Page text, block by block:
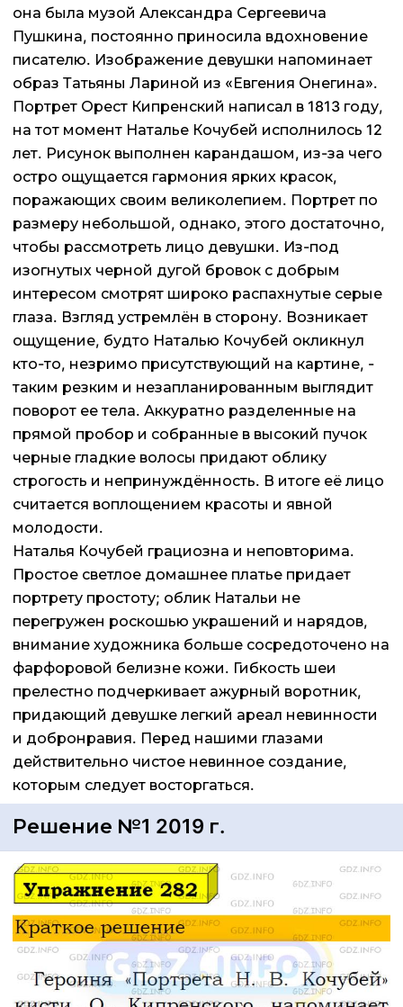
она была музой Александра Сергеевича
Пушкина, постоянно приносила вдохновение
писателю. Изображение девушки напоминает
образ Татьяны Лариной из «Евгения Онегина».
Портрет Орест Кипренский написал в 1813 году,
на тот момент Наталье Кочубей исполнилось 12
лет. Рисунок выполнен карандашом, из-за чего
остро ощущается гармония ярких красок,
поражающих своим великолепием. Портрет по
размеру небольшой, однако, этого достаточно,
чтобы рассмотреть лицо девушки. Из-под
изогнутых черной дугой бровок с добрым
интересом смотрят широко распахнутые серые
глаза. Взгляд устремлён в сторону. Возникает
ощущение, будто Наталью Кочубей окликнул
кто-то, незримо присутствующий на картине, -
таким резким и незапланированным выглядит
поворот ее тела. Аккуратно разделенные на
прямой пробор и собранные в высокий пучок
черные гладкие волосы придают облику
строгость и непринуждённость. В итоге её лицо
считается воплощением красоты и явной
молодости.
Наталья Кочубей грациозна и неповторима.
Простое светлое домашнее платье придает
портрету простоту; облик Натальи не
перегружен роскошью украшений и нарядов,
внимание художника больше сосредоточено на
фарфоровой белизне кожи. Гибкость шеи
прелестно подчеркивает ажурный воротник,
придающий девушке легкий ареал невинности
и добронравия. Перед нашими глазами
действительно чистое невинное создание,
которым следует восторгаться.
Решение №1 2019 г.